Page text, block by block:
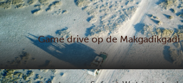
Game drive op de